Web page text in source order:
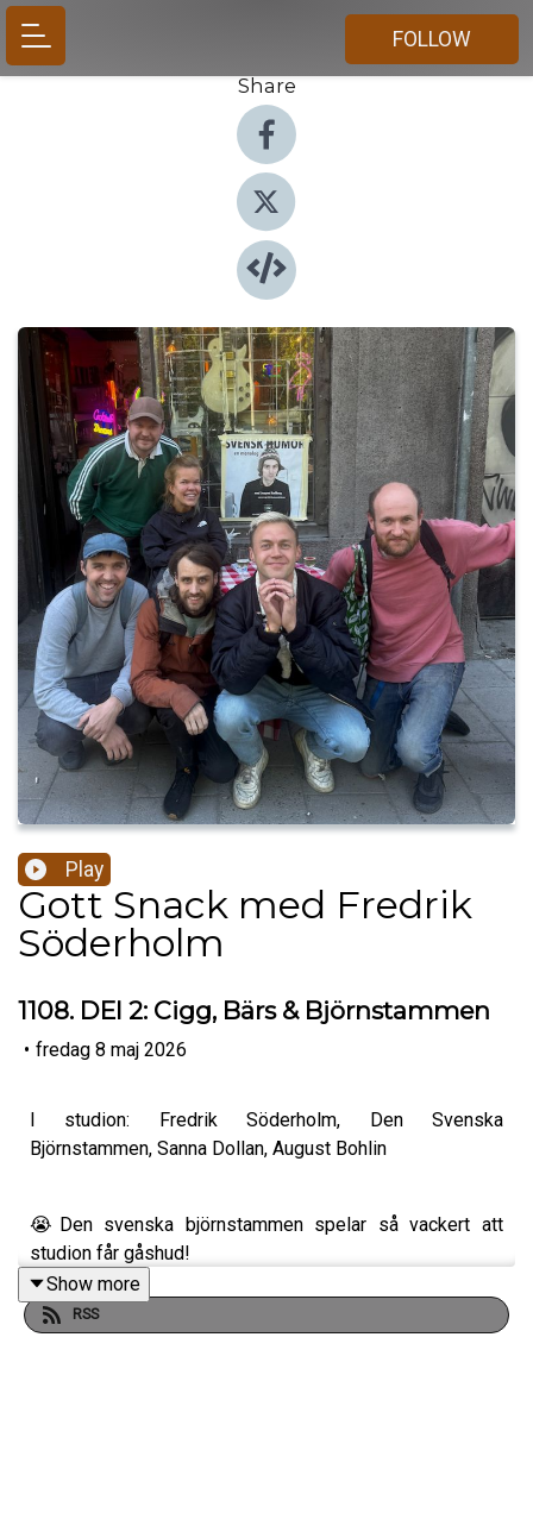
FOLLOW
Share
Play
Gott Snack med Fredrik
Söderholm
1108. DEl 2: Cigg, Bärs & Björnstammen
• fredag 8 maj 2026
I studion: Fredrik Söderholm, Den Svenska
Björnstammen, Sanna Dollan, August Bohlin
😭Den svenska björnstammen spelar så vackert att
studion får gåshud!
Show more
RSS